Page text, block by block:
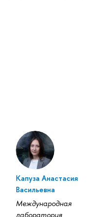
Капуза Анастасия
Васильевна
Международная
лаборатория